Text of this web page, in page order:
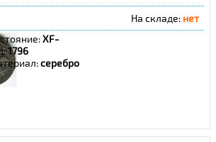
На складе: нет
XF-
1796
серебро